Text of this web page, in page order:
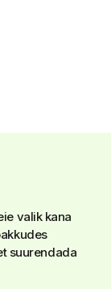
valik kana
suurendada